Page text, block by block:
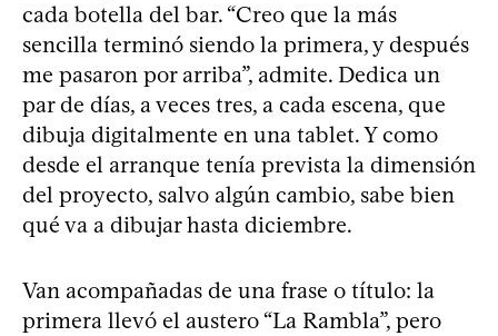
cada botella del bar. “Creo que la más
sencilla terminó siendo la primera, y después
me pasaron por arriba”, admite. Dedica un
par de días, a veces tres, a cada escena, que
dibuja digitalmente en una tablet. Y como
desde el arranque tenía prevista la dimensión
del proyecto, salvo algún cambio, sabe bien
qué va a dibujar hasta diciembre.
Van acompañadas de una frase o título: la
primera llevó el austero “La Rambla”, pero